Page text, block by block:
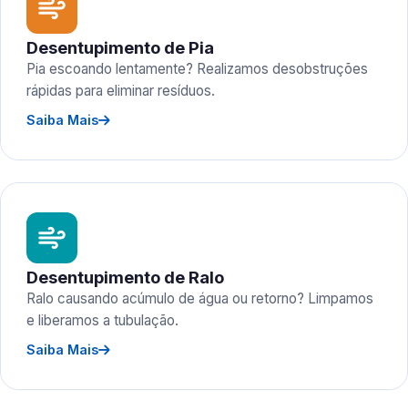
Desentupimento de Pia
Pia escoando lentamente? Realizamos desobstruções
rápidas para eliminar resíduos.
Saiba Mais
Desentupimento de Ralo
Ralo causando acúmulo de água ou retorno? Limpamos
e liberamos a tubulação.
Saiba Mais